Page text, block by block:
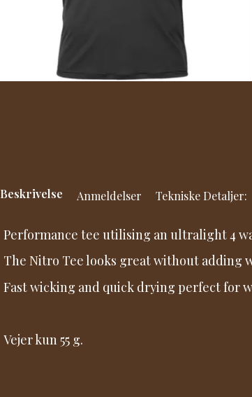
Beskrivelse Anmeldelser Tekniske Detaljer:
Performance tee utilising an ultralight 4
The Nitro Tee looks great without adding
Fast wicking and quick drying perfect for
Vejer kun 55 g.